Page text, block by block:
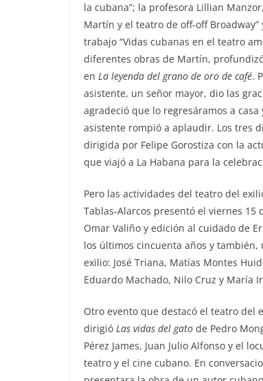
la cubana”; la profesora Lillian
Martín y el teatro de off-off
trabajo “Vidas cubanas en el teatro
diferentes obras de Martín,
en La leyenda del grano de oro de café.
asistente, un señor mayor, dio las
agradeció que lo regresáramos a
asistente rompió a aplaudir. Los tres
dirigida por Felipe Gorostiza con la
que viajó a La Habana para la
Pero las actividades del teatro del
Tablas-Alarcos presentó el viernes
Omar Valiño y edición al cuidado de
los últimos cincuenta años y
exilio: José Triana, Matías Montes
Eduardo Machado, Nilo Cruz y María
Otro evento que destacó el teatro del
dirigió Las vidas del gato de Pedro
Pérez James, Juan Julio Alfonso y el
teatro y el cine cubano. En